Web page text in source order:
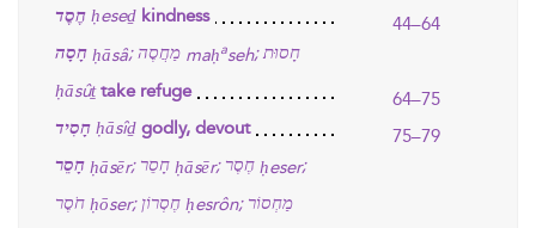
חֶסֶד ḥeseḏ kindness
44–64
חָסָה ḥāsâ; מַחֲסֶה maḥaseh; חָסוּת
ḥāsûṯ take refuge
64–75
חָסִיד ḥāsîḏ godly, devout
75–79
חָסֵר ḥāsēr; חָסֵר ḥāsēr; חֶסֶר ḥeser;
חֹסֶר ḥōser; חֶסְרוֹן ḥesrôn; מַחְסוֹר